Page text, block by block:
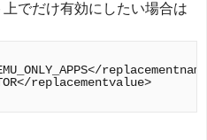
でだけ有効にしたい場合は
replacementvalue>